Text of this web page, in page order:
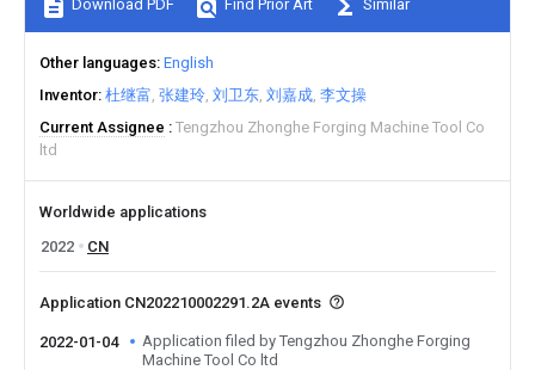
Download PDF Find Prior Art Similar
Other languages English
Inventor 杜继富 张建玲 刘卫东 刘嘉成 李文操
Current Assignee
Tengzhou Zhonghe Forging Machine Tool Co
ltd
Worldwide applications
2022
CN
Application CN202210002291.2A events
2022-01-04
Application filed by Tengzhou Zhonghe Forging
Machine Tool Co ltd